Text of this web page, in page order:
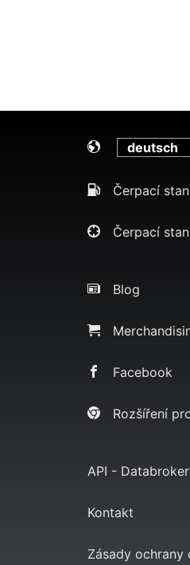
Čerpací
Čerpací
Blog
Facebook
Rozšíření
API - Databroker
Kontakt
Zásady ochrany